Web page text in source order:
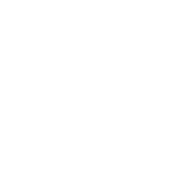
のではありません
以内＆設定した発送日数内に発送してい
内に発送しています